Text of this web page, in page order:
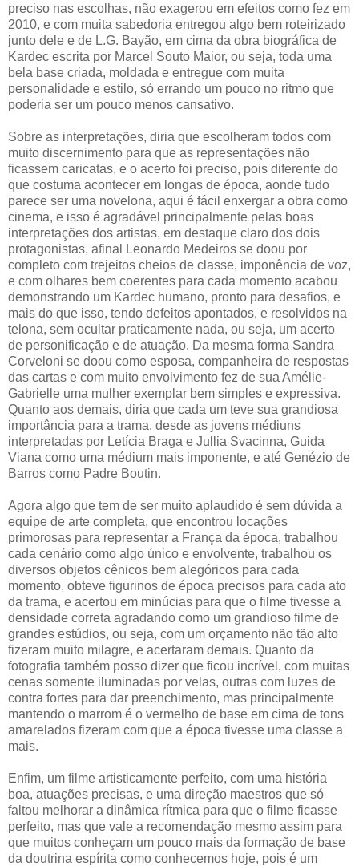
preciso nas escolhas, não exagerou em efeitos como fez em
2010, e com muita sabedoria entregou algo bem roteirizado
junto dele e de L.G. Bayão, em cima da obra biográfica de
Kardec escrita por Marcel Souto Maior, ou seja, toda uma
bela base criada, moldada e entregue com muita
personalidade e estilo, só errando um pouco no ritmo que
poderia ser um pouco menos cansativo.
Sobre as interpretações, diria que escolheram todos com
muito discernimento para que as representações não
ficassem caricatas, e o acerto foi preciso, pois diferente do
que costuma acontecer em longas de época, aonde tudo
parece ser uma novelona, aqui é fácil enxergar a obra como
cinema, e isso é agradável principalmente pelas boas
interpretações dos artistas, em destaque claro dos dois
protagonistas, afinal Leonardo Medeiros se doou por
completo com trejeitos cheios de classe, imponência de voz,
e com olhares bem coerentes para cada momento acabou
demonstrando um Kardec humano, pronto para desafios, e
mais do que isso, tendo defeitos apontados, e resolvidos na
telona, sem ocultar praticamente nada, ou seja, um acerto
de personificação e de atuação. Da mesma forma Sandra
Corveloni se doou como esposa, companheira de respostas
das cartas e com muito envolvimento fez de sua Amélie-
Gabrielle uma mulher exemplar bem simples e expressiva.
Quanto aos demais, diria que cada um teve sua grandiosa
importância para a trama, desde as jovens médiuns
interpretadas por Letícia Braga e Jullia Svacinna, Guida
Viana como uma médium mais imponente, e até Genézio de
Barros como Padre Boutin.
Agora algo que tem de ser muito aplaudido é sem dúvida a
equipe de arte completa, que encontrou locações
primorosas para representar a França da época, trabalhou
cada cenário como algo único e envolvente, trabalhou os
diversos objetos cênicos bem alegóricos para cada
momento, obteve figurinos de época precisos para cada ato
da trama, e acertou em minúcias para que o filme tivesse a
densidade correta agradando como um grandioso filme de
grandes estúdios, ou seja, com um orçamento não tão alto
fizeram muito milagre, e acertaram demais. Quanto da
fotografia também posso dizer que ficou incrível, com muitas
cenas somente iluminadas por velas, outras com luzes de
contra fortes para dar preenchimento, mas principalmente
mantendo o marrom é o vermelho de base em cima de tons
amarelados fizeram com que a época tivesse uma classe a
mais.
Enfim, um filme artisticamente perfeito, com uma história
boa, atuações precisas, e uma direção maestros que só
faltou melhorar a dinâmica rítmica para que o filme ficasse
perfeito, mas que vale a recomendação mesmo assim para
que muitos conheçam um pouco mais da formação de base
da doutrina espírita como conhecemos hoje, pois é um